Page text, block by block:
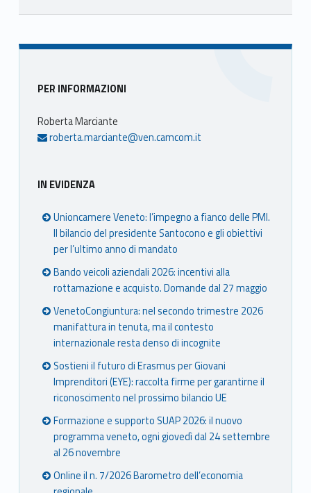
Skip back to main navigation
Sidebar
PER INFORMAZIONI
Roberta Marciante
roberta.marciante@ven.camcom.it
IN EVIDENZA
Unioncamere Veneto: l’impegno a fianco delle PMI.
Il bilancio del presidente Santocono e gli obiettivi
per l’ultimo anno di mandato
Bando veicoli aziendali 2026: incentivi alla
rottamazione e acquisto. Domande dal 27 maggio
VenetoCongiuntura: nel secondo trimestre 2026
manifattura in tenuta, ma il contesto
internazionale resta denso di incognite
Sostieni il futuro di Erasmus per Giovani
Imprenditori (EYE): raccolta firme per garantirne il
riconoscimento nel prossimo bilancio UE
Formazione e supporto SUAP 2026: il nuovo
programma veneto, ogni giovedì dal 24 settembre
al 26 novembre
Online il n. 7/2026 Barometro dell’economia